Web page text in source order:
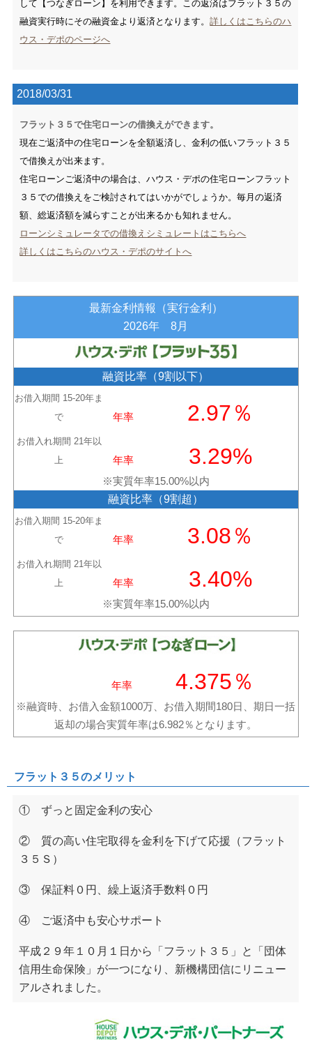
して【つなぎローン】を利用できます。この返済はフラット３５の
融資実行時にその融資金より返済となります。詳しくはこちらのハ
ウス・デポのページへ
2018/03/31
フラット３５で住宅ローンの借換えができます。
現在ご返済中の住宅ローンを全額返済し、金利の低いフラット３５
で借換えが出来ます。
住宅ローンご返済中の場合は、ハウス・デポの住宅ローンフラット
３５での借換えをご検討されてはいかがでしょうか。毎月の返済
額、総返済額を減らすことが出来るかも知れません。
ローンシミュレータでの借換えシミュレートはこちらへ
詳しくはこちらのハウス・デポのサイトへ
最新金利情報（実行金利）
2026年 8月
融資比率（9割以下）
お借入期間 15-20年ま
で
年率 2.97％
お借入れ期間 21年以
上
年率 3.29%
※実質年率15.00%以内
融資比率（9割超）
お借入期間 15-20年ま
で
年率 3.08％
お借入れ期間 21年以
上
年率 3.40%
※実質年率15.00%以内
年率 4.375％
※融資時、お借入金額1000万、お借入期間180日、期日一括
返却の場合実質年率は6.982％となります。
フラット３５のメリット
① ずっと固定金利の安心
② 質の高い住宅取得を金利を下げて応援（フラット
３５Ｓ）
③ 保証料０円、繰上返済手数料０円
④ ご返済中も安心サポート
平成２９年１０月１日から「フラット３５」と「団体
信用生命保険」が一つになり、新機構団信にリニュー
アルされました。